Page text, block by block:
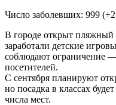
Число заболевших: 999
В городе открыт
заработали детские
соблюдают ограничение
посетителей.
С сентября планируют
но посадка в классах
числа мест.